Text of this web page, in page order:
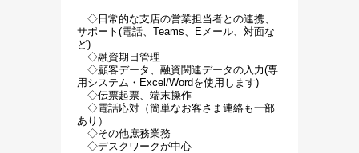
◇日常的な支店の営業担当者との連携、
サポート(電話、Teams、Eメール、対面な
ど)
◇融資期日管理
◇顧客データ、融資関連データの入力(専
用システム・Excel/Wordを使用します)
◇伝票起票、端末操作
◇電話応対（簡単なお客さま連絡も一部
あり）
◇その他庶務業務
◇デスクワークが中心